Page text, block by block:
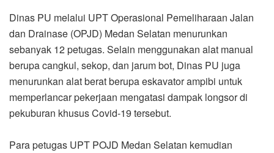
Dinas PU melalui UPT Operasional Pemeliharaan Jalan
dan Drainase (OPJD) Medan Selatan menurunkan
sebanyak 12 petugas. Selain menggunakan alat manual
berupa cangkul, sekop, dan jarum bot, Dinas PU juga
menurunkan alat berat berupa eskavator ampibi untuk
memperlancar pekerjaan mengatasi dampak longsor di
pekuburan khusus Covid-19 tersebut.
Para petugas UPT POJD Medan Selatan kemudian